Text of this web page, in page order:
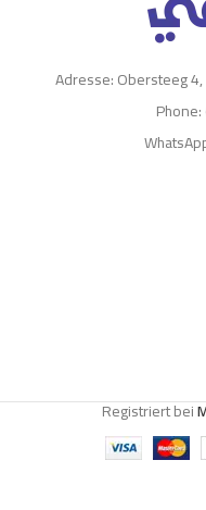
Adresse: Obersteeg
Registriert bei